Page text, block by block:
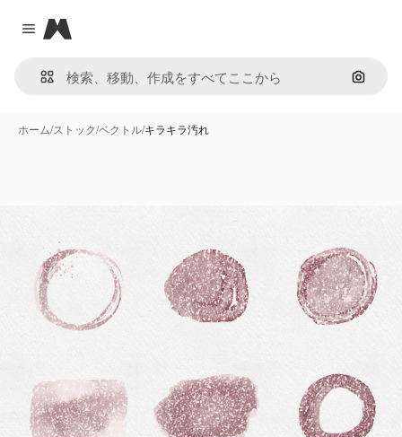
Close menu
Magnific
画像で
ホーム/ストック/ベクトル/キラキラ汚れ